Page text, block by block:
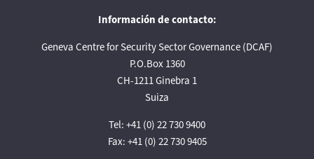
Información de contacto:
Geneva Centre for Security Sector Governance (DCAF)
P.O.Box 1360
CH-1211 Ginebra 1
Suiza
Tel: +41 (0) 22 730 9400
Fax: +41 (0) 22 730 9405